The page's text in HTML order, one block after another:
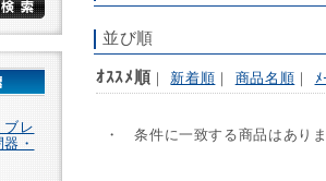
レ
・
並び順
ｵｽｽﾒ順 ｜ 新着順 ｜ 商品名順 ｜ ﾒ
・ 条件に一致する商品はあり